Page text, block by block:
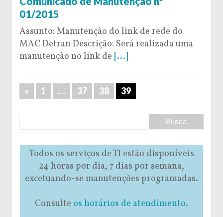
01/2015
Assunto: Manutenção do link de rede do
MAC Detran Descrição: Será realizada uma
manutenção no link de [...]
« 1 … 37 38 39
Todos os serviços de TI estão disponíveis
24 horas por dia, 7 dias por semana,
excetuando-se manutenções programadas.
Consulte os horários de atendimento.